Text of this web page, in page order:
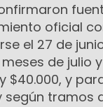
oficial
el 27 de
de julio
$40.000, y
según tramos